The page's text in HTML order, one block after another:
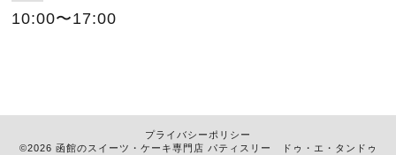
10:00〜17:00
プライバシーポリシー
©2026 函館のスイーツ・ケーキ専門店 パティスリー ドゥ・エ・タンドゥ